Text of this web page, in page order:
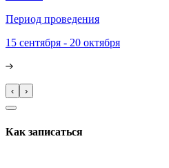
Период проведения
15 сентября - 20 октября
‹ ›
Как записаться